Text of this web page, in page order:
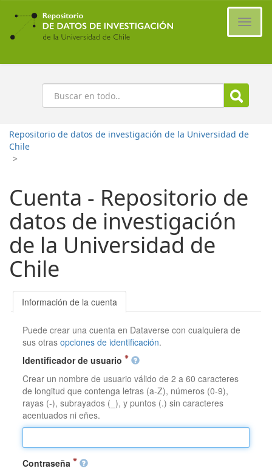
Ir
contenido
principal
Buscar
Repositorio de datos de investigación de la Universidad de
Chile
>
Cuenta - Repositorio de
datos de investigación
de la Universidad de
Chile
Información de la cuenta
Puede crear una cuenta en Dataverse con cualquiera de
sus otrasopciones de identificación.
Identificador de usuario
Crear un nombre de usuario válido de 2 a 60 caracteres
de longitud que contenga letras (a-Z), números (0-9),
rayas (-), subrayados (_), y puntos (.) sin caracteres
acentuados ni eñes.
Contraseña